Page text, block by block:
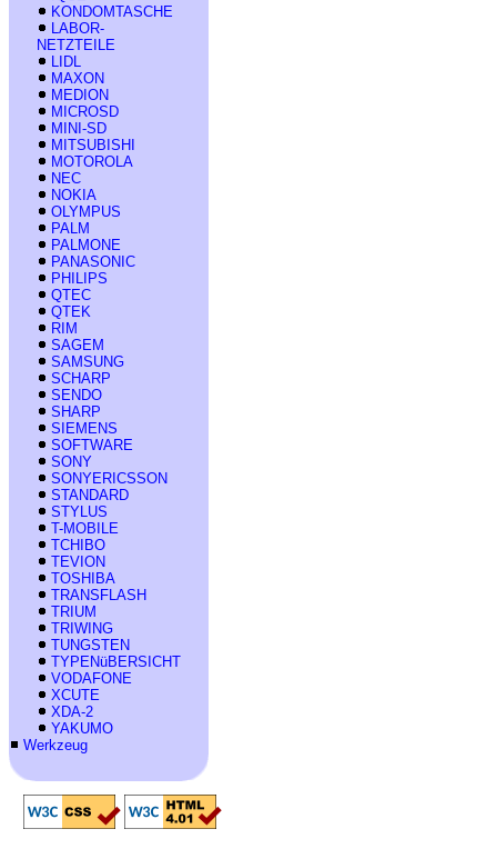
KONDOMTASCHE
LABOR-
NETZTEILE
LIDL
MAXON
MEDION
MICROSD
MINI-SD
MITSUBISHI
MOTOROLA
NEC
NOKIA
OLYMPUS
PALM
PALMONE
PANASONIC
PHILIPS
QTEC
QTEK
RIM
SAGEM
SAMSUNG
SCHARP
SENDO
SHARP
SIEMENS
SOFTWARE
SONY
SONYERICSSON
STANDARD
STYLUS
T-MOBILE
TCHIBO
TEVION
TOSHIBA
TRANSFLASH
TRIUM
TRIWING
TUNGSTEN
TYPENüBERSICHT
VODAFONE
XCUTE
XDA-2
YAKUMO
Werkzeug